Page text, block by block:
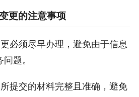
更的注意事项
必须尽早办理，避免由于信息
题。
提交的材料完整且准确，避免